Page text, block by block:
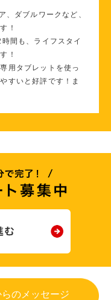
、ダブルワークなど、
！
間も、ライフスタイ
！
用タブレットを使っ
すいと好評です！ま
のメッセージ